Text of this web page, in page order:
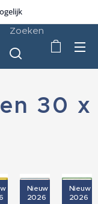
Zoeken
30 x
Nieuw
2026
Nieuw
2026